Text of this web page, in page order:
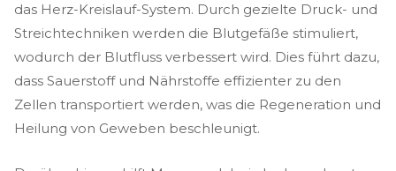
das Herz-Kreislauf-System. Durch gezielte Druck- und
Streichtechniken werden die Blutgefäße stimuliert,
wodurch der Blutfluss verbessert wird. Dies führt dazu,
dass Sauerstoff und Nährstoffe effizienter zu den
Zellen transportiert werden, was die Regeneration und
Heilung von Geweben beschleunigt.